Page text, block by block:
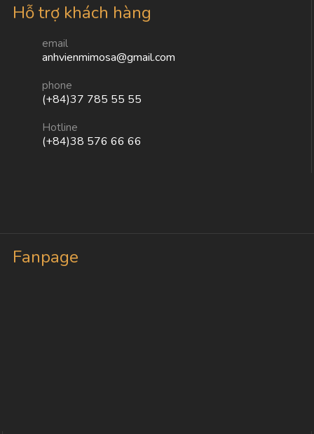
Hỗ trợ khách hàng
email
anhvienmimosa@gmail.com
phone
(+84)37 785 55 55
Hotline
(+84)38 576 66 66
Fanpage